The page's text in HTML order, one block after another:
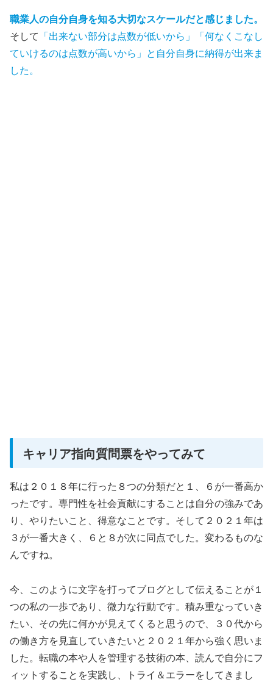
職業人の自分自身を知る大切なスケールだと感じました。
そして 「出来ない部分は点数が低いから」「何なくこなし
ていけるのは点数が高いから」と自分自身に納得が出来ま
した。
キャリア指向質問票をやってみて
私は２０１８年に行った８つの分類だと１、６が一番高か
ったです。専門性を社会貢献にすることは自分の強みであ
り、やりたいこと、得意なことです。そして２０２１年は
３が一番大きく、６と８が次に同点でした。変わるものな
んですね。
今、このように文字を打ってブログとして伝えることが１
つの私の一歩であり、微力な行動です。積み重なっていき
たい、その先に何かが見えてくると思うので、３０代から
の働き方を見直していきたいと２０２１年から強く思いま
した。転職の本や人を管理する技術の本、読んで自分にフ
ィットすることを実践し、トライ＆エラーをしてきまし